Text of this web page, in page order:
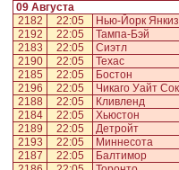
09 Августа
2182
22:05 Нью-Йорк Янкиз
2192
22:05 Тампа-Бэй
2183
22:05 Сиэтл
2190
22:05 Техас
2185
22:05 Бостон
2196
22:05 Чикаго Уайт
2188
22:05 Кливленд
2184
22:05 Хьюстон
2189
22:05 Детройт
2193
22:05 Миннесота
2187
22:05 Балтимор